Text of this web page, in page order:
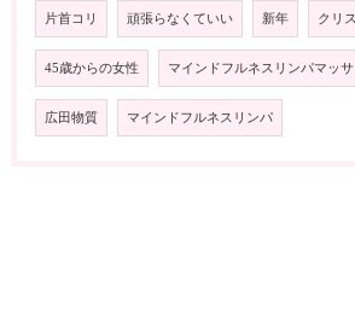
片首コリ 頑張らなくていい 新年 クリ
45歳からの女性 マインドフルネスリンパマッサ
広田物質 マインドフルネスリンパ